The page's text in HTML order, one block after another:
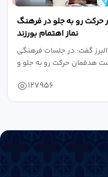
حرکت رو به جلو در فرهنگ
نماز اهتمام بورزند
البرز گفت: در جلسات فرهنگی
هدفمان حرکت رو به جلو و
127956